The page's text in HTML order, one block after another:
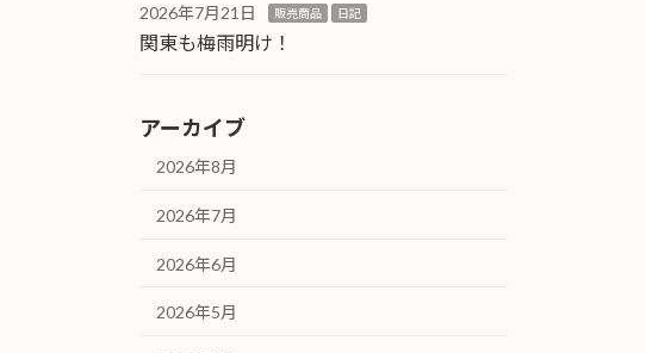
2026年7月21日 販売商品 日記
関東も梅雨明け！
アーカイブ
2026年8月
2026年7月
2026年6月
2026年5月